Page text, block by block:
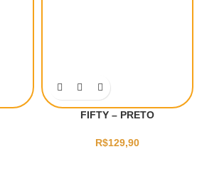
FIFTY – PRETO
R$129,90